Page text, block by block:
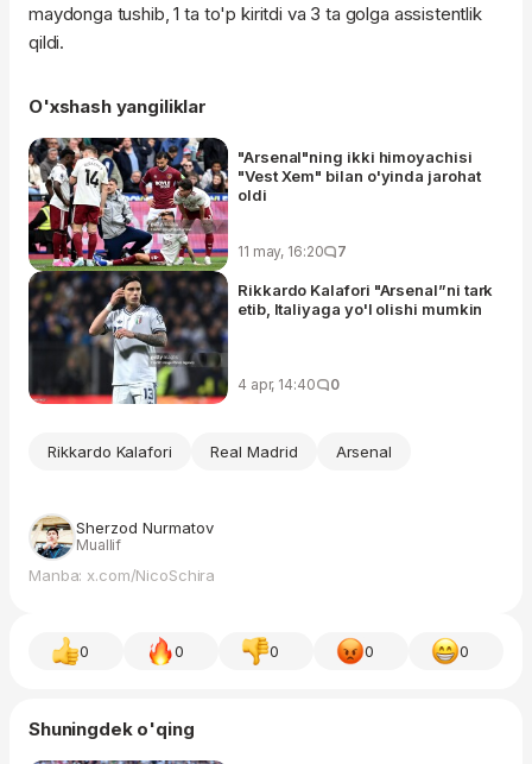
maydonga tushib, 1 ta to'p kiritdi va 3 ta golga assistentlik
qildi.
O'xshash yangiliklar
"Arsenal"ning ikki himoyachisi
"Vest Xem" bilan o'yinda jarohat
oldi
11 may, 16:20 7
Rikkardo Kalafori "Arsenal”ni tark
etib, Italiyaga yo'l olishi mumkin
4 apr, 14:40 0
Rikkardo Kalafori Real Madrid Arsenal
Sherzod Nurmatov
Muallif
Manba: x.com/NicoSchira
0 0 0 0 0
Shuningdek o'qing